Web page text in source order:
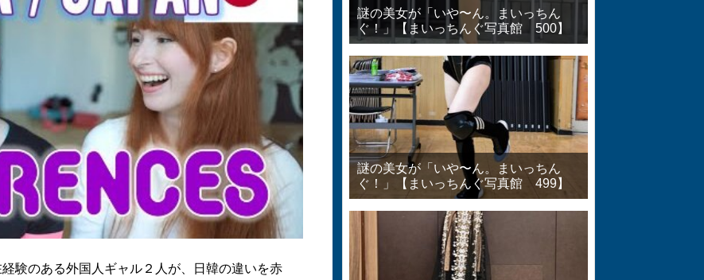
験のある外国人ギャル２人が、日韓の違いを赤
謎の美女が「いや〜ん。まいっちん
ぐ！」【まいっちんぐ写真館 500】
謎の美女が「いや〜ん。まいっちん
ぐ！」【まいっちんぐ写真館 499】